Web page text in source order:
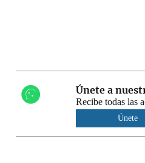
Únete a
Recibe todas las
Únete